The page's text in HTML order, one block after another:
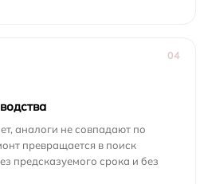
04
аналоги не совпадают по
превращается в поиск
предсказуемого срока и без